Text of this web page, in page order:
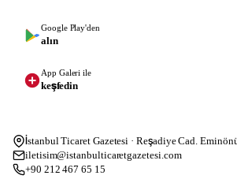
Google Play'den
alın
App Galeri ile
keşfedin
İstanbul Ticaret Gazetesi · Reşadiye Cad.
iletisim@istanbulticaretgazetesi.com
+90 212 467 65 15